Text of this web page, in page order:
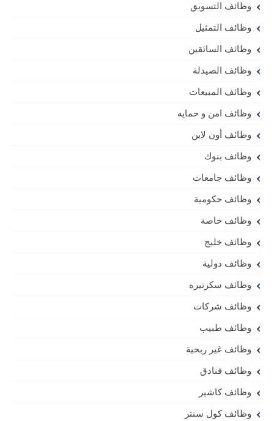
وظائف التسويق
وظائف التمثيل
وظائف السائقين
وظائف الصيدلة
وظائف المبيعات
وظائف امن و حمايه
وظائف أون لاين
وظائف بنوك
وظائف جامعات
وظائف حكومية
وظائف خاصة
وظائف خليج
وظائف دولية
وظائف سكرتيره
وظائف شركات
وظائف طبيب
وظائف غير ربحية
وظائف فنادق
وظائف كاشير
وظائف كول سنتر